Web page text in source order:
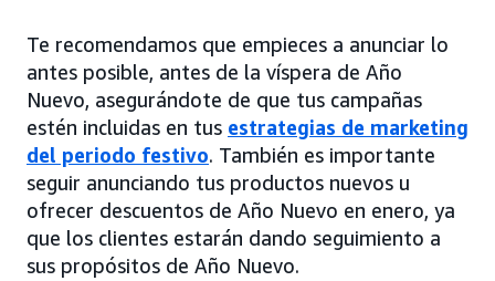
Te recomendamos que empieces a anunciar lo
antes posible, antes de la víspera de Año
Nuevo, asegurándote de que tus campañas
estén incluidas en tus estrategias de marketing
del periodo festivo. También es importante
seguir anunciando tus productos nuevos u
ofrecer descuentos de Año Nuevo en enero, ya
que los clientes estarán dando seguimiento a
sus propósitos de Año Nuevo.